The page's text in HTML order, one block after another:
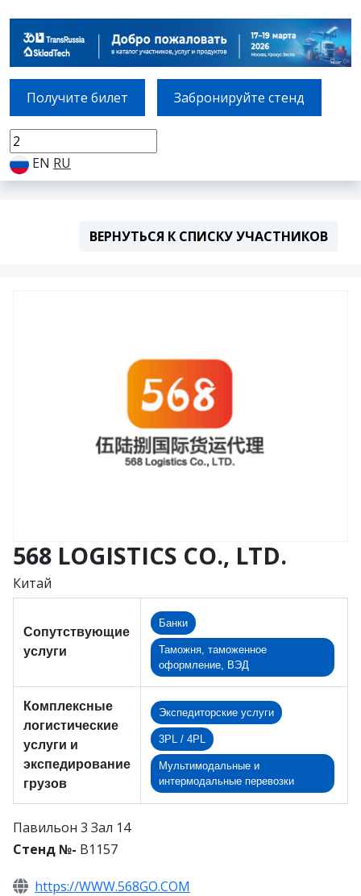
Получите билет Забронируйте стенд
EN RU
ВЕРНУТЬСЯ К СПИСКУ УЧАСТНИКОВ
568 LOGISTICS CO., LTD.
Китай
Сопутствующие
услуги
Банки
Таможня, таможенное
оформление, ВЭД
Комплексные
логистические
услуги и
экспедирование
грузов
Экспедиторские услуги
3PL / 4PL
Мультимодальные и
интермодальные перевозки
Павильон 3 Зал 14
Стенд №- B1157
https://WWW.568GO.COM